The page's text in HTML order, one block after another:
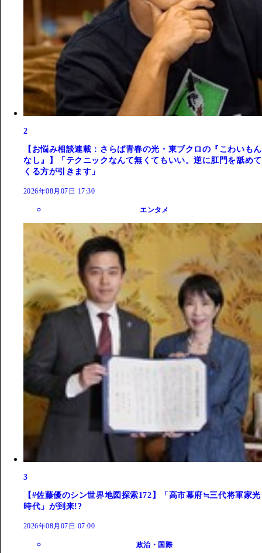
2
【お悩み相談連載：さらば青春の光・東ブクロの『こわいもん
なし』】「テクニックなんて無くてもいい。逆に肛門を舐めて
くる方が引きます」
2026年08月07日 17:30
エンタメ
3
【#佐藤優のシン世界地図探索172】「高市幕府≒三代将軍家光
時代」が到来!?
2026年08月07日 07:00
政治・国際